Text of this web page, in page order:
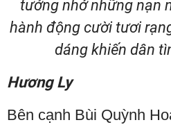
tưởng nhớ những nạn
hành động cười tươi
dáng khiến dân
Hương Ly
Bên cạnh Bùi Quỳnh